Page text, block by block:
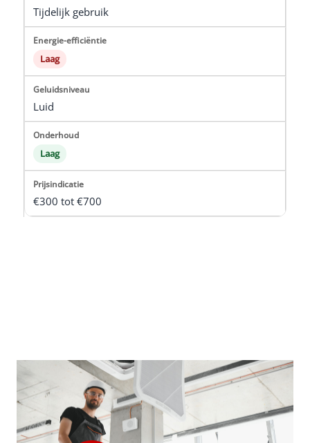
Tijdelijk gebruik
Laag
Luid
Laag
€300 tot €700